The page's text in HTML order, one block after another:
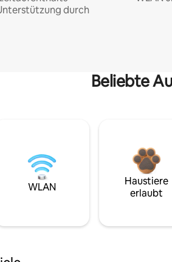
durch
Beliebte
WLAN
Haustiere
erlaubt